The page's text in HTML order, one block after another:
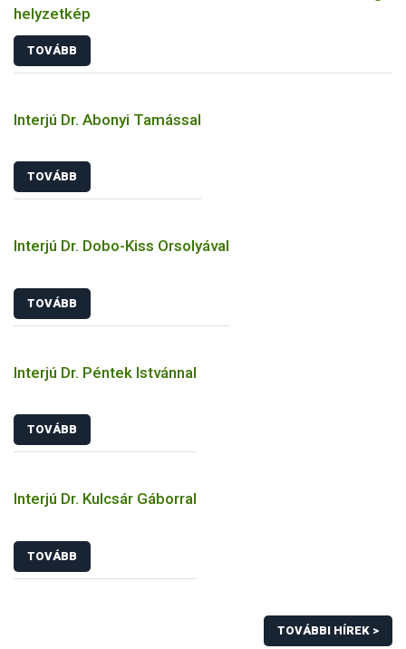
helyzetkép
TOVÁBB
Interjú Dr. Abonyi Tamással
TOVÁBB
Interjú Dr. Dobo-Kiss Orsolyával
TOVÁBB
Interjú Dr. Péntek Istvánnal
TOVÁBB
Interjú Dr. Kulcsár Gáborral
TOVÁBB
TOVÁBBI HÍREK >